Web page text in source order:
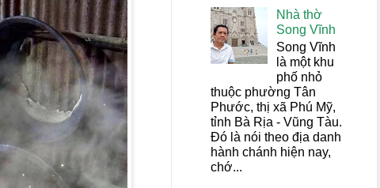
Nhà thờ
Song Vĩnh
Song Vĩnh
là một khu
phố nhỏ
thuộc phường Tân
Phước, thị xã Phú Mỹ,
tỉnh Bà Rịa - Vũng Tàu.
Đó là nói theo địa danh
hành chánh hiện nay,
chớ...